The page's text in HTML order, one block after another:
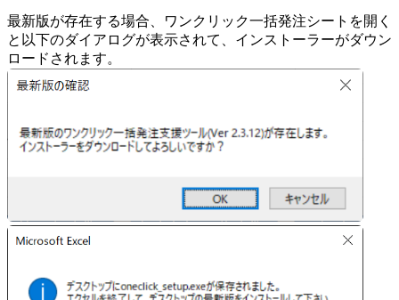
最新版が存在する場合、ワンクリック一括発注シートを開く
と以下のダイアログが表示されて、インストーラーがダウン
ロードされます。